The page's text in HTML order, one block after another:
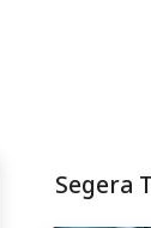
Segera